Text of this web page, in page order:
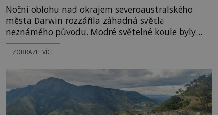
Noční oblohu nad okrajem severoaustralského
města Darwin rozzářila záhadná světla
neznámého původu. Modré světelné koule byly
viditelné nejméně dvacet minut, během nichž se
opakovaně objevovaly a zase mizely. Svědek, který
mohlo jít o návštěvu ze světa duchů. Záhadný
záznam okamžitě rozpoutal deb
ZOBRAZIT VÍCE